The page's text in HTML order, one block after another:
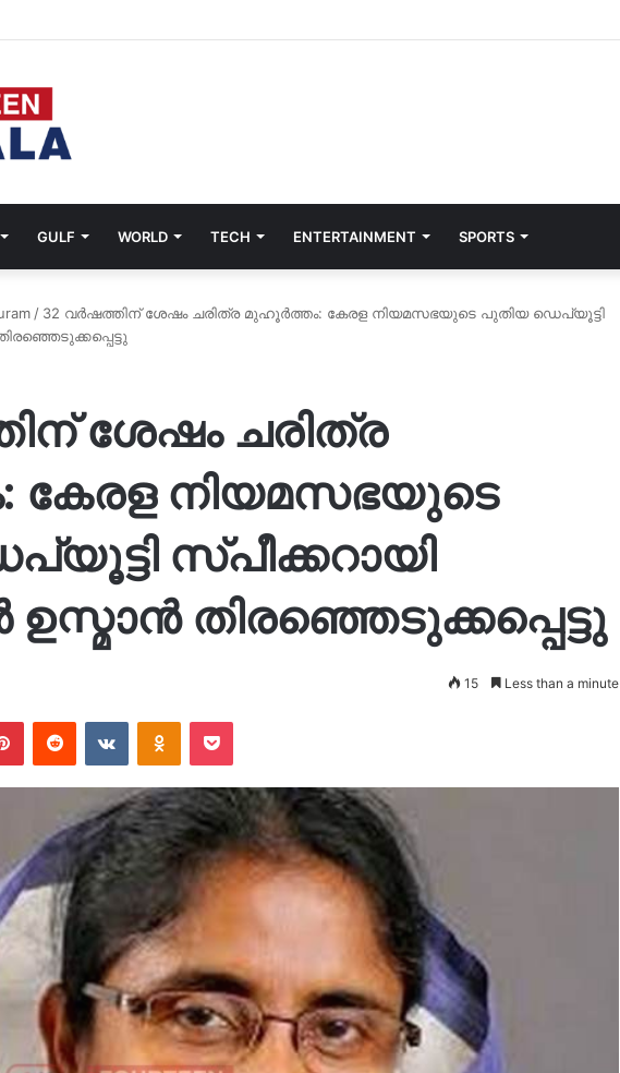
GULF WORLD TECH ENTERTAINMENT SPORTS
/ 32 വർഷത്തിന് ശേഷം ചരിത്ര മുഹൂർത്തം: കേരള നിയമസഭയുടെ പുതിയ ഡെപ്യൂട്ടി
ശേഷം ചരിത്ര
കേരള നിയമസഭയുടെ
സ്പീക്കറായി
തിരഞ്ഞെടുക്കപ്പെട്ടു
15 Less than a minute
PinterestReddit VKontakteOdnoklassniki
Pocket